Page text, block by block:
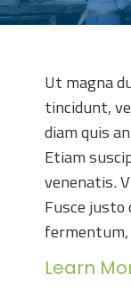
Ut magna
tincidunt,
diam quis
Etiam
venenatis.
Fusce justo
Learn